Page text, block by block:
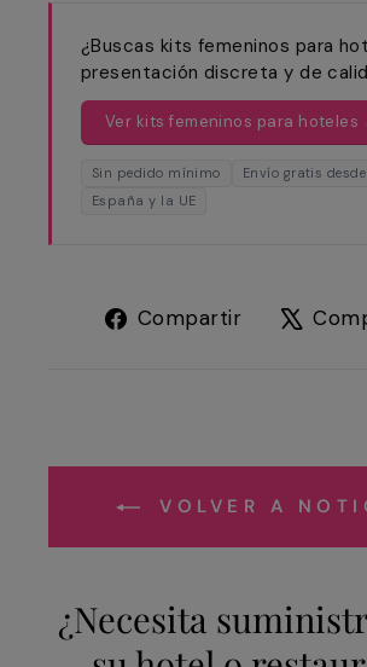
¿Buscas kits femeninos para
presentación discreta y de
Ver kits femeninos para hoteles
Sin pedido mínimo
Envío gratis
España y la UE
Compartir
VOLVER A
¿Necesita